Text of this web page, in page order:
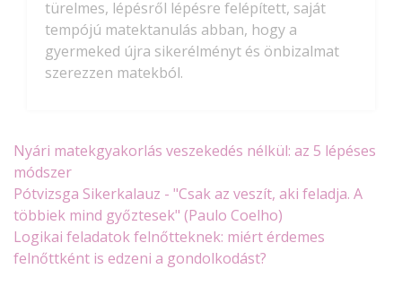
türelmes, lépésről lépésre felépített, saját
tempójú matektanulás abban, hogy a
gyermeked újra sikerélményt és önbizalmat
szerezzen matekból.
Nyári matekgyakorlás veszekedés nélkül: az 5 lépéses
módszer
Pótvizsga Sikerkalauz - "Csak az veszít, aki feladja. A
többiek mind győztesek" (Paulo Coelho)
Logikai feladatok felnőtteknek: miért érdemes
felnőttként is edzeni a gondolkodást?